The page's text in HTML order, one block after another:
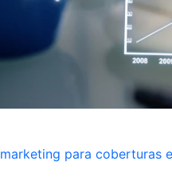
para coberturas